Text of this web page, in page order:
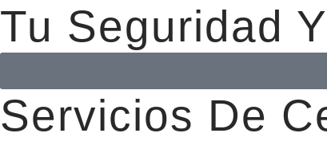
Tu Seguridad
Servicios De